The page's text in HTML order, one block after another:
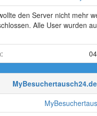
den Server nicht mehr
Alle User wurden
MyBesuchertausch24.de